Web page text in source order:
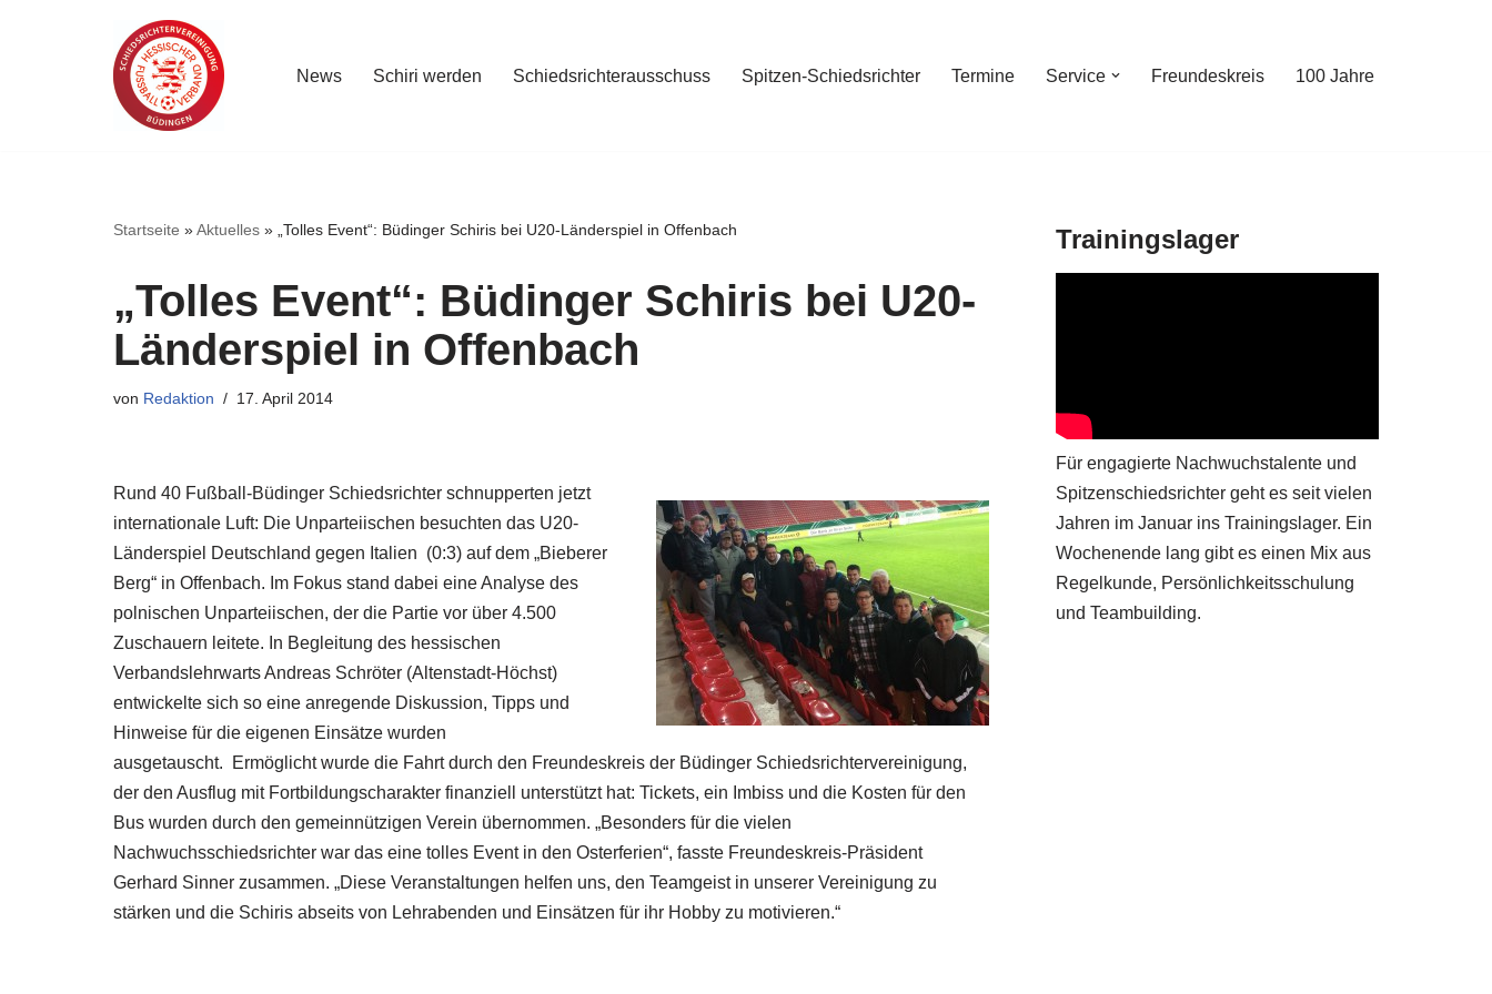
News Schiri werden Schiedsrichterausschuss Spitzen-Schiedsrichter Termine Service Freundeskreis 100 Jahre
Startseite »Aktuelles » „Tolles Event“: Büdinger Schiris bei U20-Länderspiel in Offenbach
„Tolles Event“: Büdinger Schiris bei U20-
Länderspiel in Offenbach
von Redaktion 17. April 2014
Rund 40 Fußball-Büdinger Schiedsrichter schnupperten jetzt
internationale Luft: Die Unparteiischen besuchten das U20-
Länderspiel Deutschland gegen Italien (0:3) auf dem „Bieberer
Berg“ in Offenbach. Im Fokus stand dabei eine Analyse des
polnischen Unparteiischen, der die Partie vor über 4.500
Zuschauern leitete. In Begleitung des hessischen
Verbandslehrwarts Andreas Schröter (Altenstadt-Höchst)
entwickelte sich so eine anregende Diskussion, Tipps und
Hinweise für die eigenen Einsätze wurden
ausgetauscht. Ermöglicht wurde die Fahrt durch den Freundeskreis der Büdinger Schiedsrichtervereinigung,
der den Ausflug mit Fortbildungscharakter finanziell unterstützt hat: Tickets, ein Imbiss und die Kosten für den
Bus wurden durch den gemeinnützigen Verein übernommen. „Besonders für die vielen
Nachwuchsschiedsrichter war das eine tolles Event in den Osterferien“, fasste Freundeskreis-Präsident
Gerhard Sinner zusammen. „Diese Veranstaltungen helfen uns, den Teamgeist in unserer Vereinigung zu
stärken und die Schiris abseits von Lehrabenden und Einsätzen für ihr Hobby zu motivieren.“
Trainingslager
Für engagierte Nachwuchstalente und
Spitzenschiedsrichter geht es seit vielen
Jahren im Januar ins Trainingslager. Ein
Wochenende lang gibt es einen Mix aus
Regelkunde, Persönlichkeitsschulung
und Teambuilding.